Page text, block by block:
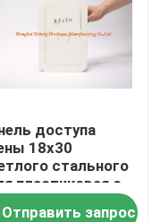
доступа
18x30
стального
пластиковая с
Отправить запрос